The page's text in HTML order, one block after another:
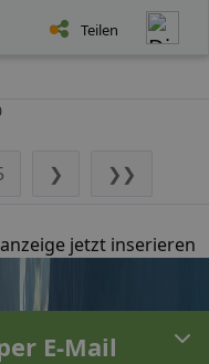
Teilen
❯ ❯❯
jetzt inserieren
E-Mail